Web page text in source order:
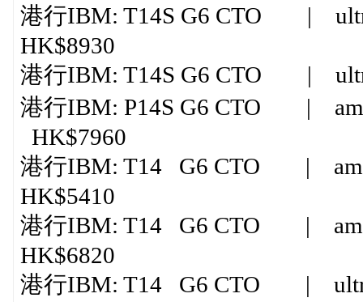
港行IBM: T14S G6 CTO |
HK$8930
港行IBM: T14S G6 CTO |
港行IBM: P14S G6 CTO |
HK$7960
港行IBM: T14 G6 CTO |
HK$5410
港行IBM: T14 G6 CTO |
HK$6820
港行IBM: T14 G6 CTO |